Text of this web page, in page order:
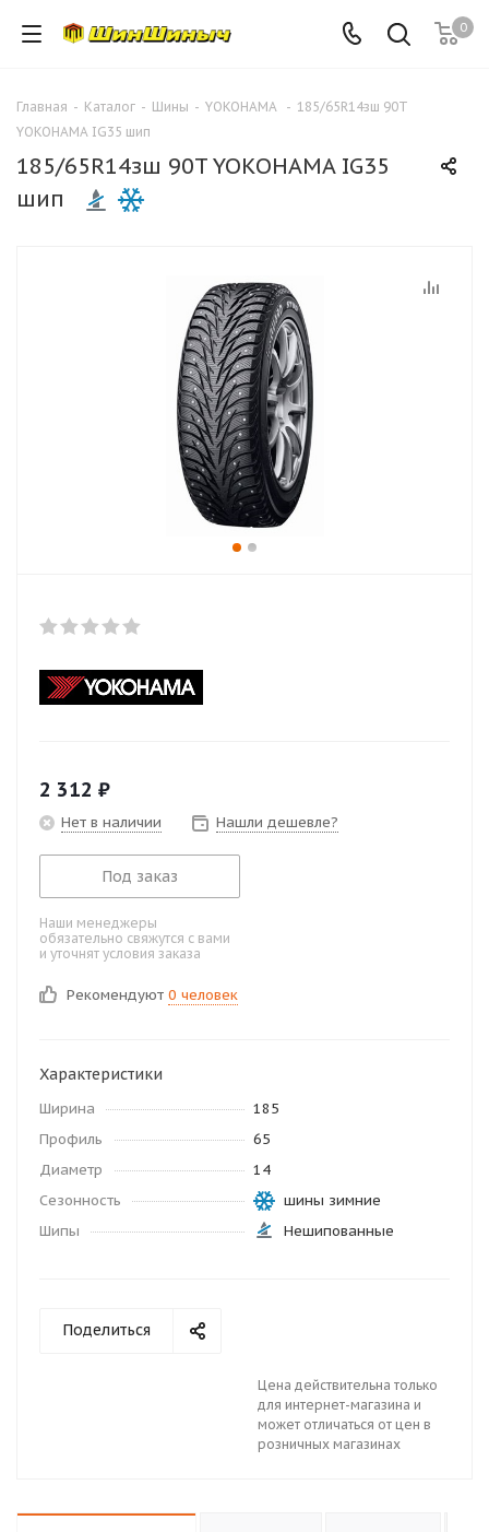
0
Главная - Каталог - Шины - YOKOHAMA - 185/65R14зш 90T
YOKOHAMA IG35 шип
185/65R14зш 90T YOKOHAMA IG35
шип
2 312 ₽
Нет в наличии Нашли дешевле?
Под заказ
Наши менеджеры
обязательно свяжутся с вами
и уточнят условия заказа
Рекомендуют 0 человек
Характеристики
Ширина
185
Профиль
65
Диаметр
14
Сезонность
шины зимние
Шипы
Нешипованные
Поделиться
Цена действительна только
для интернет-магазина и
может отличаться от цен в
розничных магазинах